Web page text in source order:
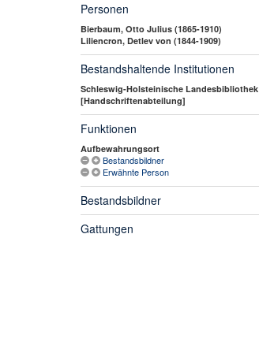
Personen
Bierbaum, Otto Julius (1865-1910)
Liliencron, Detlev von (1844-1909)
Bestandshaltende Institutionen
Schleswig-Holsteinische Landesbibliothek
[Handschriftenabteilung]
Funktionen
Aufbewahrungsort
Bestandsbildner
Erwähnte Person
Bestandsbildner
Gattungen